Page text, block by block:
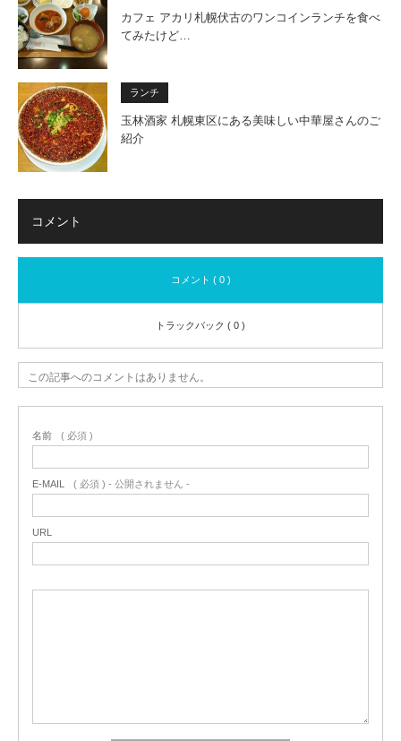
カフェ アカリ札幌伏古のワンコインランチを食べ
てみたけど…
ランチ
玉林酒家 札幌東区にある美味しい中華屋さんのご
紹介
コメント
コメント ( 0 )
トラックバック ( 0 )
この記事へのコメントはありません。
名前 ( 必須 )
E-MAIL ( 必須 ) - 公開されません -
URL